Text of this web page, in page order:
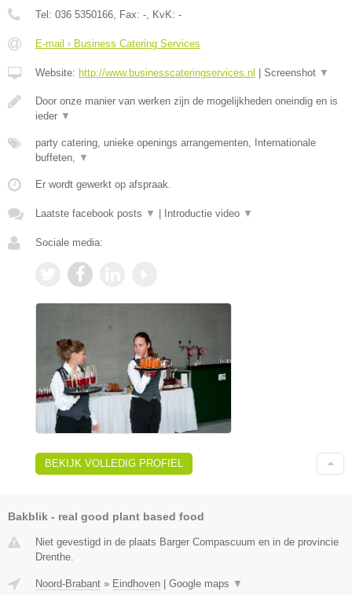
Tel: 036 5350166 , Fax: - , KvK: -
E-mail › Business Catering Services
Website: http://www.businesscateringservices.nl | Screenshot ▼
Door onze manier van werken zijn de mogelijkheden oneindig en is
ieder ▼
party catering, unieke openings arrangementen, Internationale
buffeten,
▼
Er wordt gewerkt op afspraak.
Laatste facebook posts ▼ | Introductie video ▼
Sociale media:
BEKIJK VOLLEDIG PROFIEL
Bakblik - real good plant based food
Niet gevestigd in de plaats Barger Compascuum en in de provincie
Drenthe.
Noord-Brabant » Eindhoven Google maps ▼